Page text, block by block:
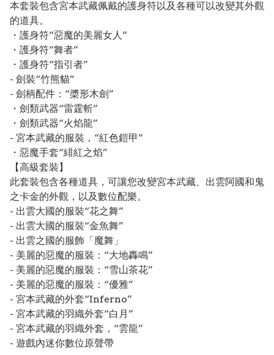
本套裝包含宮本武藏佩戴的護身符以及各種可以改變其外觀
的道具。
・護身符“惡魔的美麗女人”
・護身符“舞者”
・護身符“指引者”
- 劍裝“竹熊貓”
- 劍柄配件：“槳形木劍”
・劍類武器“雷霆斬”
・劍類武器“火焰龍”
- 宮本武藏的服裝，“紅色鎧甲”
・惡魔手套“緋紅之焰”
【高級套裝】
此套裝包含各種道具，可讓您改變宮本武藏、出雲阿國和鬼
之卡金的外觀，以及數位配樂。
- 出雲大國的服裝“花之舞”
- 出雲大國的服裝“金魚舞”
- 出雲之國的服飾「魔舞」
- 美麗的惡魔的服裝：“大地轟鳴”
- 美麗的惡魔的服裝：“雪山茶花”
- 美麗的惡魔的服裝：“優雅”
- 宮本武藏的外套“Inferno”
- 宮本武藏的羽織外套“白月”
- 宮本武藏的羽織外套，“雲龍”
- 遊戲內迷你數位原聲帶